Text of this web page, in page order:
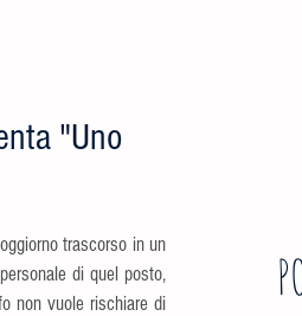
"Uno
trascorso in un
di quel posto,
non vuole rischiare di